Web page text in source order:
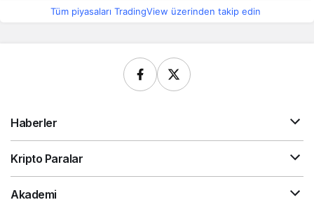
Tüm piyasaları TradingView üzerinden takip edin
Haberler
Kripto Paralar
Akademi